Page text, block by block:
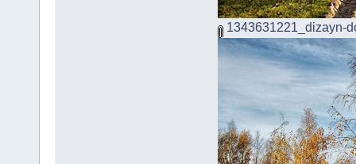
1343631221_dizayn-